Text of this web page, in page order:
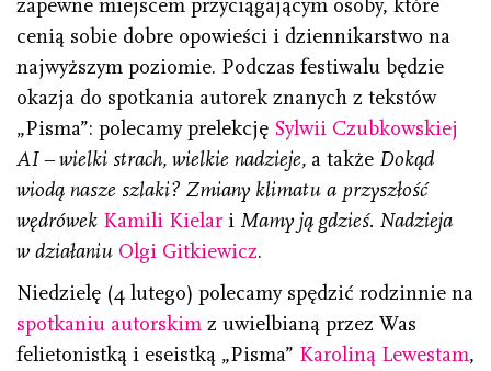
zapewne miejscem przyciągającym osoby, które
cenią sobie dobre opowieści i dziennikarstwo na
najwyższym poziomie. Podczas festiwalu będzie
okazja do spotkania autorek znanych z tekstów
„Pisma”: polecamy prelekcję Sylwii Czubkowskiej
AI – wielki strach, wielkie nadzieje, a także Dokąd
wiodą nasze szlaki? Zmiany klimatu a przyszłość
wędrówek Kamili Kielar i Mamy ją gdzieś. Nadzieja
w działaniu Olgi Gitkiewicz.
Niedzielę (4 lutego) polecamy spędzić rodzinnie na
spotkaniu autorskim z uwielbianą przez Was
felietonistką i eseistką „Pisma” Karoliną Lewestam,